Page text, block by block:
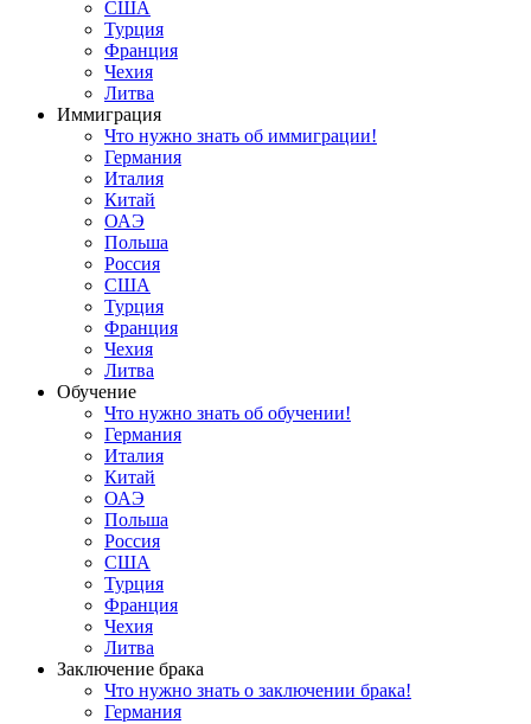
США
Турция
Франция
Чехия
Литва
Иммиграция
Что нужно знать об иммиграции!
Германия
Италия
Китай
ОАЭ
Польша
Россия
США
Турция
Франция
Чехия
Литва
Обучение
Что нужно знать об обучении!
Германия
Италия
Китай
ОАЭ
Польша
Россия
США
Турция
Франция
Чехия
Литва
Заключение брака
Что нужно знать о заключении брака!
Германия